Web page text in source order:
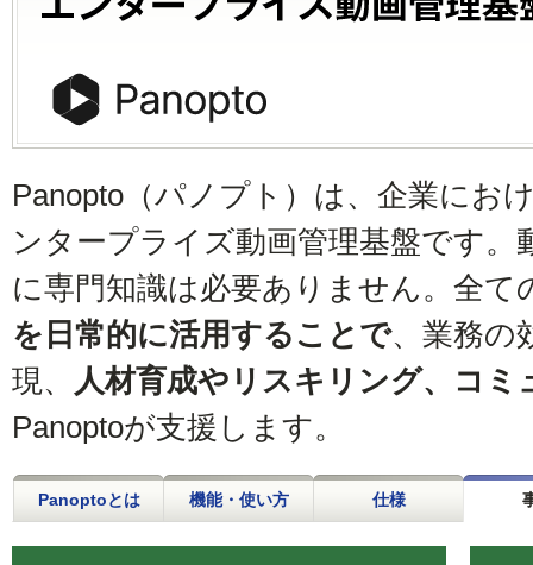
Panopto（パノプト）は、企業にお
ンタープライズ動画管理基盤です。
に専門知識は必要ありません。全て
を日常的に活用することで、業務の
現、 人材育成やリスキリング、コ
Panoptoが支援します。
Panoptoとは 機能・使い方 仕様